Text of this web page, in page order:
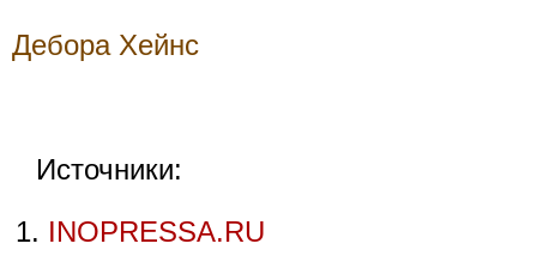
Дебора Хейнс
Источники:
INOPRESSA.RU